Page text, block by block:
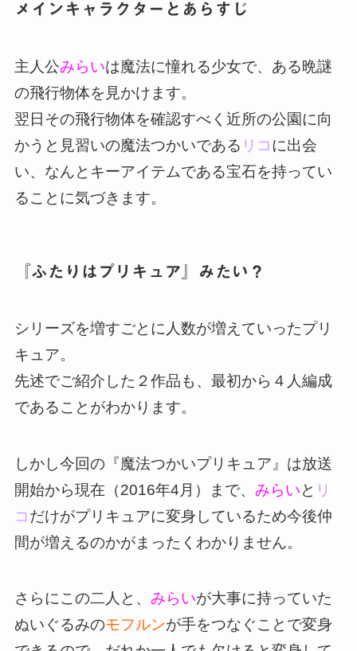
メインキャラクターとあらすじ
主人公みらいは魔法に憧れる少女で、ある晩謎
の飛行物体を見かけます。
翌日その飛行物体を確認すべく近所の公園に向
かうと見習いの魔法つかいである リコに出会
い、なんとキーアイテムである宝石を持ってい
ることに気づきます。
『ふたりはプリキュア』みたい？
シリーズを増すごとに人数が増えていったプリ
キュア。
先述でご紹介した２作品も、最初から４人編成
であることがわかります。
しかし今回の『魔法つかいプリキュア』は放送
開始から現在（2016年4月）まで、 みらいと リ
コだけがプリキュアに変身しているため今後仲
間が増えるのかがまったくわかりません。
さらにこの二人と、 みらいが大事に持っていた
ぬいぐるみのモフルンが手をつなぐことで変身